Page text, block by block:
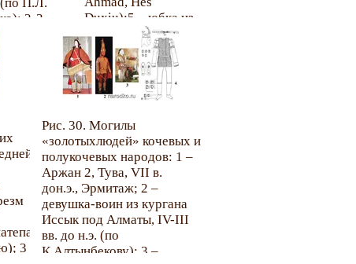
2-3 –
женские
уборы
–
из
(по Н.В.
Л.Л.
Duxiu);5 – юбка из
Загунлука, Урумчи
(фото С.А. Яценко);
2, 3, 6 – юбки из
Шампулы,княжество
Хотан, Урумчи (2, 6
фото С.А. Яценко); 4
– вышивка юбок
изШампулы (по Li
Xiaobin).
3
Рис. 30. Могилы
«золотыхлюдей» кочевых и
полукочевых народов: 1 –
Аржан 2, Тува, VII в.
дон.э., Эрмитаж; 2 –
девушка-воин из кургана
Иссык под Алматы, IV-III
вв. до н.э. (по
К.Алтынбекову); 3 –